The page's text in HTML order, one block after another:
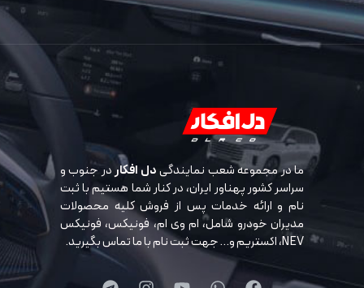
ما در مجموعه شعب نمایندگیدل افکاردر جنوب و
سراسر کشور پهناور ایران، در کنار شما هستیم با ثبت
نام و ارائه خدمات پس از فروش کلیه محصولات
مدیران خودرو شامل، ام وی ام، فونیکس، فونیکس
NEV، اکستریم و… جهت ثبت نام با ما تماس بگیرید.